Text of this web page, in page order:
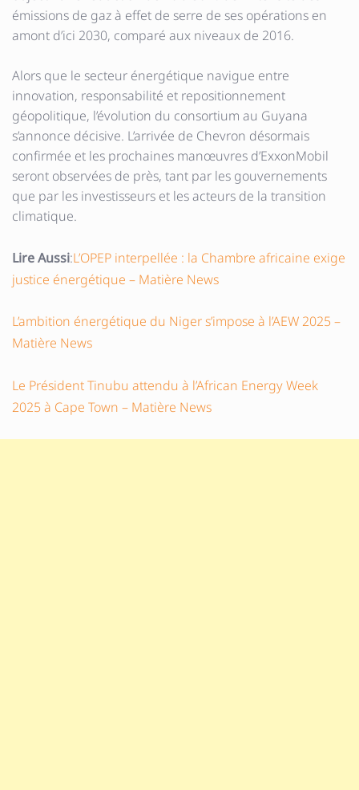
émissions de gaz à effet de serre de ses opérations en
amont d’ici 2030, comparé aux niveaux de 2016.
Alors que le secteur énergétique navigue entre
innovation, responsabilité et repositionnement
géopolitique, l’évolution du consortium au Guyana
s’annonce décisive. L’arrivée de Chevron désormais
confirmée et les prochaines manœuvres d’ExxonMobil
seront observées de près, tant par les gouvernements
que par les investisseurs et les acteurs de la transition
climatique.
Lire Aussi:L’OPEP interpellée : la Chambre africaine exige
justice énergétique – Matière News
L’ambition énergétique du Niger s’impose à l’AEW 2025 –
Matière News
Le Président Tinubu attendu à l’African Energy Week
2025 à Cape Town – Matière News